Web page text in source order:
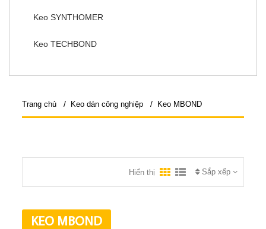
Keo SYNTHOMER
Keo TECHBOND
Trang chủ / Keo dán công nghiệp / Keo MBOND
Sắp xếp
Hiển thị
KEO MBOND